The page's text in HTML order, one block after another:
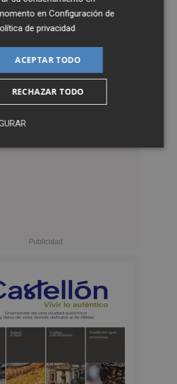
enConfiguración de
de privacidad
ACEPTAR TODO
RECHAZAR TODO